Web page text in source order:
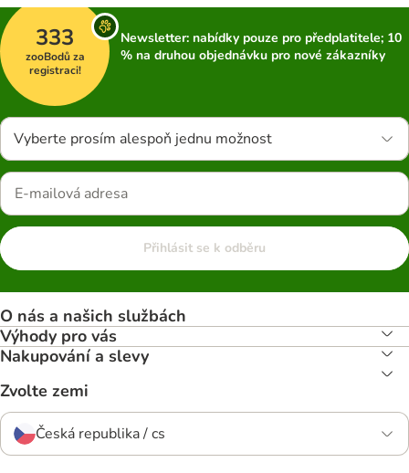
333
zooBodů za
registraci!
Newsletter: nabídky pouze pro předplatitele; 10
% na druhou objednávku pro nové zákazníky
Vyberte prosím alespoň jednu možnost
Přihlásit se k odběru
O nás a našich službách
Výhody pro vás
Nakupování a slevy
Zvolte zemi
Česká republika / cs